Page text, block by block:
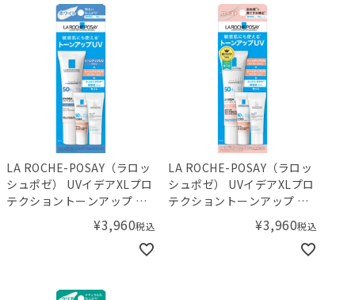
LA ROCHE-POSAY（ラロッ
シュポゼ） UVイデアXLプロ
テクショントーンアップ キ
¥3,960税込
LA ROCHE-POSAY（ラロッ
シュポゼ） UVイデアXLプロ
テクショントーンアップ ロ
¥3,960税込